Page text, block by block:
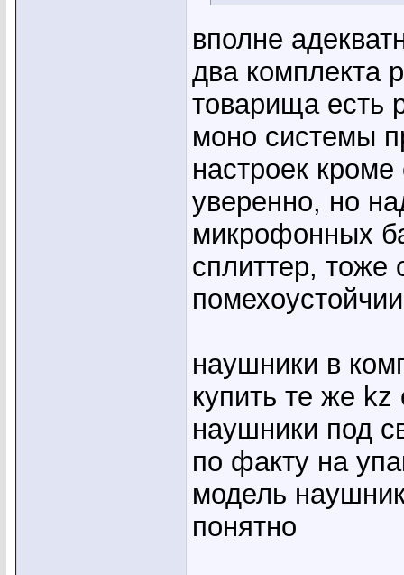
вполне
два комплекта
товарища есть
моно системы
настроек
уверенно, но
микрофонных
сплиттер,
наушники в
купить те же
наушники под
по факту на
модель
понятно